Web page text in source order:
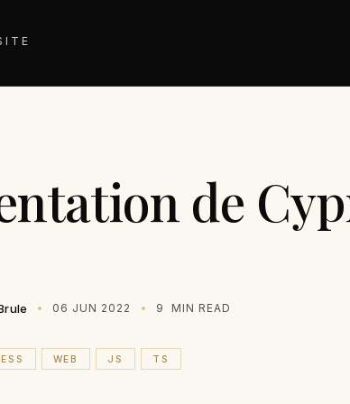
de
06 JUN 2022 9 MIN READ
WEB JS TS